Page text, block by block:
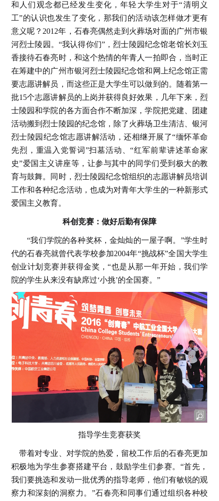
和人们观念都已经发生变化，年轻大学生对于“清明义
工”的认识也发生了变化，那我们的活动该怎样做才更有
意义呢？2012年，石春亮偶然走到火葬场对面的广州市银
河烈士陵园。“我认得你们”，烈士陵园纪念馆老馆长刘玉
香接待石春亮时，和这个热情的年青人一拍即合，当时正
在筹建中的广州市银河烈士陵园纪念馆和网上纪念馆正需
要志愿讲解员，而这些正是大学生可以做到的。随着第一
批15个志愿讲解员的上岗并获得良好效果，几年下来，烈
士陵园和学院的各方面合作不断加深，学院把党建、团建
活动搬到烈士陵园的纪念馆，除了火葬场卫生清洁、银河
烈士陵园纪念馆志愿讲解活动，还相继开展了“缅怀革命
先烈，重温入党誓词”扫墓活动、“红军前辈讲述革命家
史”爱国主义讲座等，让参与其中的同学们受到极大的教
育与鼓舞。同时，烈士陵园纪念馆组织的志愿讲解员培训
工作和各种纪念活动，也成为对青年大学生的一种新形式
爱国主义教育。
科创竞赛：做好后勤有保障
“我们学院的各种奖杯，金灿灿的一屋子啊。”学生时
代的石春亮就曾代表学校参加2004年“挑战杯”全国大学生
创业计划竞赛并获得金奖，“也是从那一年开始，我们学
院的学生从来没有缺席过‘小挑’的全国赛。”
指导学生竞赛获奖
带着对专业、对学院的热爱，留校工作后的石春亮更加
积极地为学生参赛搭建平台，鼓励学生们参赛。“首先，
我们要挑选和发动一批优秀的指导老师，他们有敏锐的观
察力和深刻的洞察力。”石春亮和同事们通过组织各种校